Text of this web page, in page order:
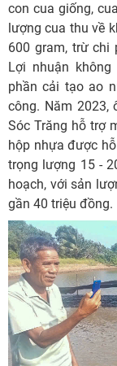
con cua giống,
lượng cua thu về
600 gram, trừ chi
Lợi nhuận
phần cải tạo ao
công. Năm 2023,
Sóc Trăng hỗ trợ
hộp nhựa được
trọng lượng 15 -
hoạch, với sản
gần 40 triệu đồng.